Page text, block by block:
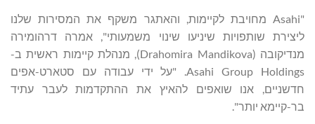
"Asahi מחויבת לקיימות, והאתגר משקף את המסירות שלנו
ליצירת שותפויות שיניעו שינוי משמעותי", אמרה דרהומירה
מנדיקובה (Drahomira Mandikova), מנהלת קיימות ראשית ב-
Asahi Group Holdings. "על ידי עבודה עם סטארט-אפים
חדשניים, אנו שואפים להאיץ את ההתקדמות לעבר עתיד
בר-קיימא יותר".